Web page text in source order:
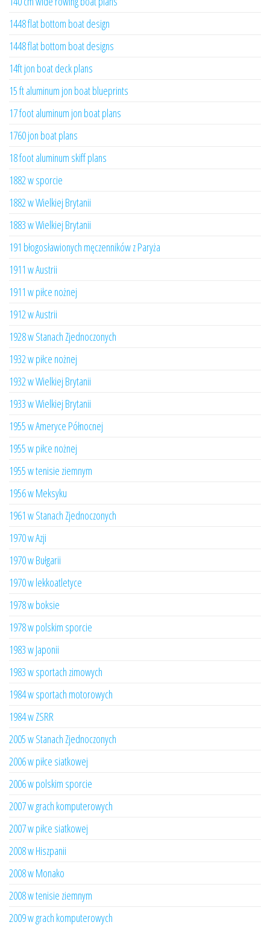
1448 flat bottom boat design
1448 flat bottom boat designs
14ft jon boat deck plans
15 ft aluminum jon boat blueprints
17 foot aluminum jon boat plans
1760 jon boat plans
18 foot aluminum skiff plans
1882 w sporcie
1882 w Wielkiej Brytanii
1883 w Wielkiej Brytanii
191 błogosławionych męczenników z Paryża
1911 w Austrii
1911 w piłce nożnej
1912 w Austrii
1928 w Stanach Zjednoczonych
1932 w piłce nożnej
1932 w Wielkiej Brytanii
1933 w Wielkiej Brytanii
1955 w Ameryce Północnej
1955 w piłce nożnej
1955 w tenisie ziemnym
1956 w Meksyku
1961 w Stanach Zjednoczonych
1970 w Azji
1970 w Bułgarii
1970 w lekkoatletyce
1978 w boksie
1978 w polskim sporcie
1983 w Japonii
1983 w sportach zimowych
1984 w sportach motorowych
1984 w ZSRR
2005 w Stanach Zjednoczonych
2006 w piłce siatkowej
2006 w polskim sporcie
2007 w grach komputerowych
2007 w piłce siatkowej
2008 w Hiszpanii
2008 w Monako
2008 w tenisie ziemnym
2009 w grach komputerowych